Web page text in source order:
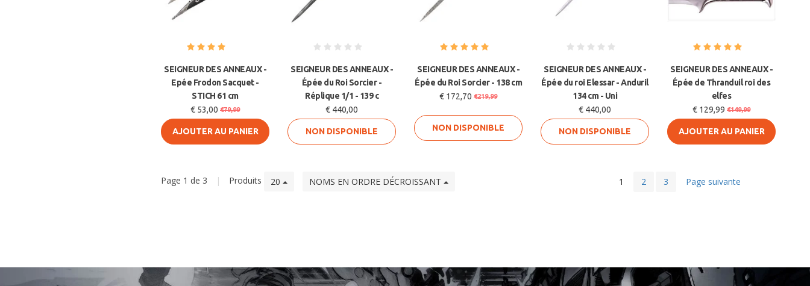
SEIGNEUR DES ANNEAUX -
Epée Frodon Sacquet -
STICH 61 cm
€ 53,00 €79,99
AJOUTER AU PANIER
SEIGNEUR DES ANNEAUX -
Épée du Roi Sorcier -
Réplique 1/1 - 139 c
€ 440,00
NON DISPONIBLE
SEIGNEUR DES ANNEAUX -
Épée du Roi Sorcier - 138 cm
€ 172,70 €219,99
NON DISPONIBLE
SEIGNEUR DES ANNEAUX -
Épée du roi Elessar - Anduril
134 cm - Uni
€ 440,00
NON DISPONIBLE
SEIGNEUR DES ANNEAUX -
Épée de Thranduil roi des
elfes
€ 129,99 €149,99
AJOUTER AU PANIER
Page 1 de 3 | Produits 20 NOMS EN ORDRE DÉCROISSANT 1 2 3 Page suivante